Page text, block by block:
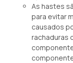
As hastes
para evitar
causados
rachaduras